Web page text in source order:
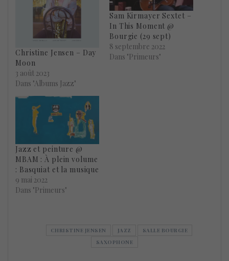
Christine Jensen – Day
Moon
3 août 2023
Dans "Albums Jazz"
Sam Kirmayer Sextet –
In This Moment @
Bourgie (29 sept)
8 septembre 2022
Dans "Primeurs"
Jazz et peinture @
MBAM : À plein volume
: Basquiat et la musique
9 mai 2022
Dans "Primeurs"
CHRISTINE JENSEN JAZZ
SALLE BOURGIE
SAXOPHONE